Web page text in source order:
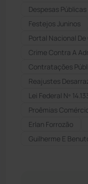
Despesas Públicas
Festejos Juninos
Portal Nacional
Crime Contra A
Contratações
Reajustes
Lei Federal Nº
Proêmias
Erlan Forrozão
Guilherme E